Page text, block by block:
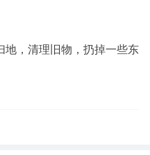
地，清理旧物，扔掉一些东